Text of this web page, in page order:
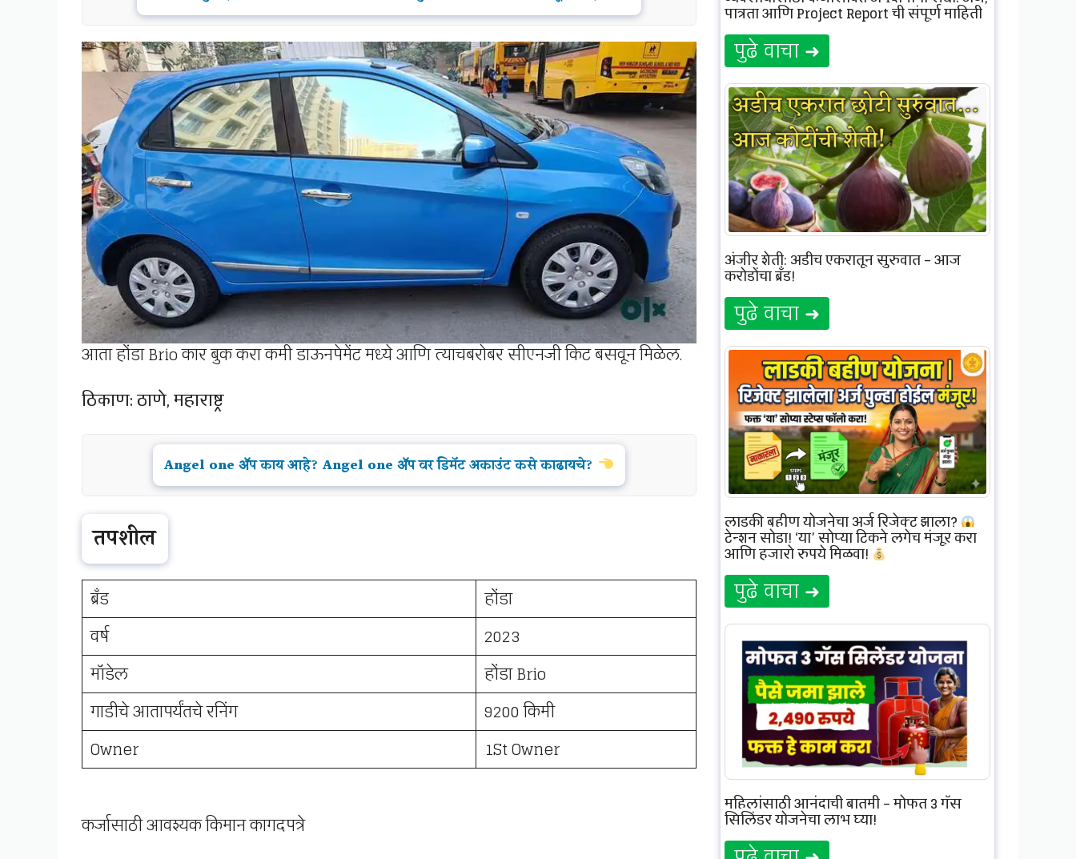
आता होंडा Brio कार बुक करा कमी डाऊनपेमेंट मध्ये आणि त्याचबरोबर सीएनजी किट बसवून मिळेल.
ठिकाण: ठाणे, महाराष्ट्र
Angel one ॲप काय आहे? Angel one ॲप वर डिमॅट अकाउंट कसे काढायचे?
तपशील
ब्रँड
होंडा
वर्ष
2023
मॉडेल
होंडा Brio
गाडीचे आतापर्यंतचे रनिंग
9200 किमी
Owner
1St Owner
कर्जासाठी आवश्यक किमान कागदपत्रे
पात्रता आणि Project Report ची संपूर्ण माहिती
पुढे वाचा ➜
अंजीर शेती: अडीच एकरातून सुरुवात – आज
करोडोंचा ब्रँड!
पुढे वाचा ➜
लाडकी बहीण योजनेचा अर्ज रिजेक्ट झाला?
टेन्शन सोडा! ‘या’ सोप्या ट्रिकने लगेच मंजूर करा
आणि हजारो रुपये मिळवा!
पुढे वाचा ➜
महिलांसाठी आनंदाची बातमी – मोफत 3 गॅस
सिलिंडर योजनेचा लाभ घ्या!